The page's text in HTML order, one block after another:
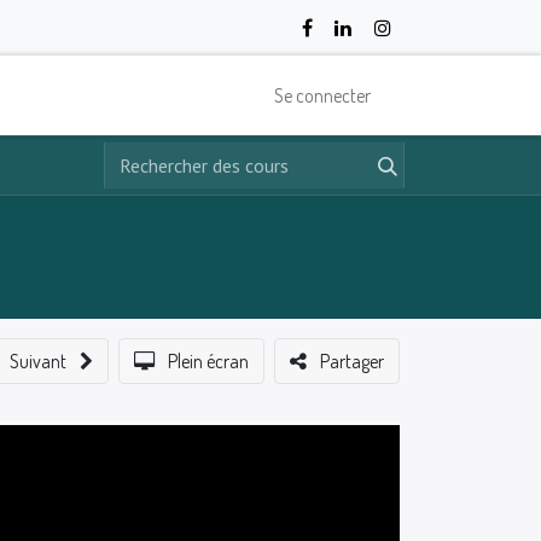
Se connecter
Suivant Plein écran Partager